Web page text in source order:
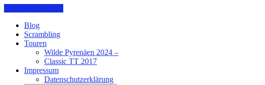
Blog
Scrambling
Touren
Wilde Pyrenäen 2024 –
Classic TT 2017
Impressum
Datenschutzerklärung